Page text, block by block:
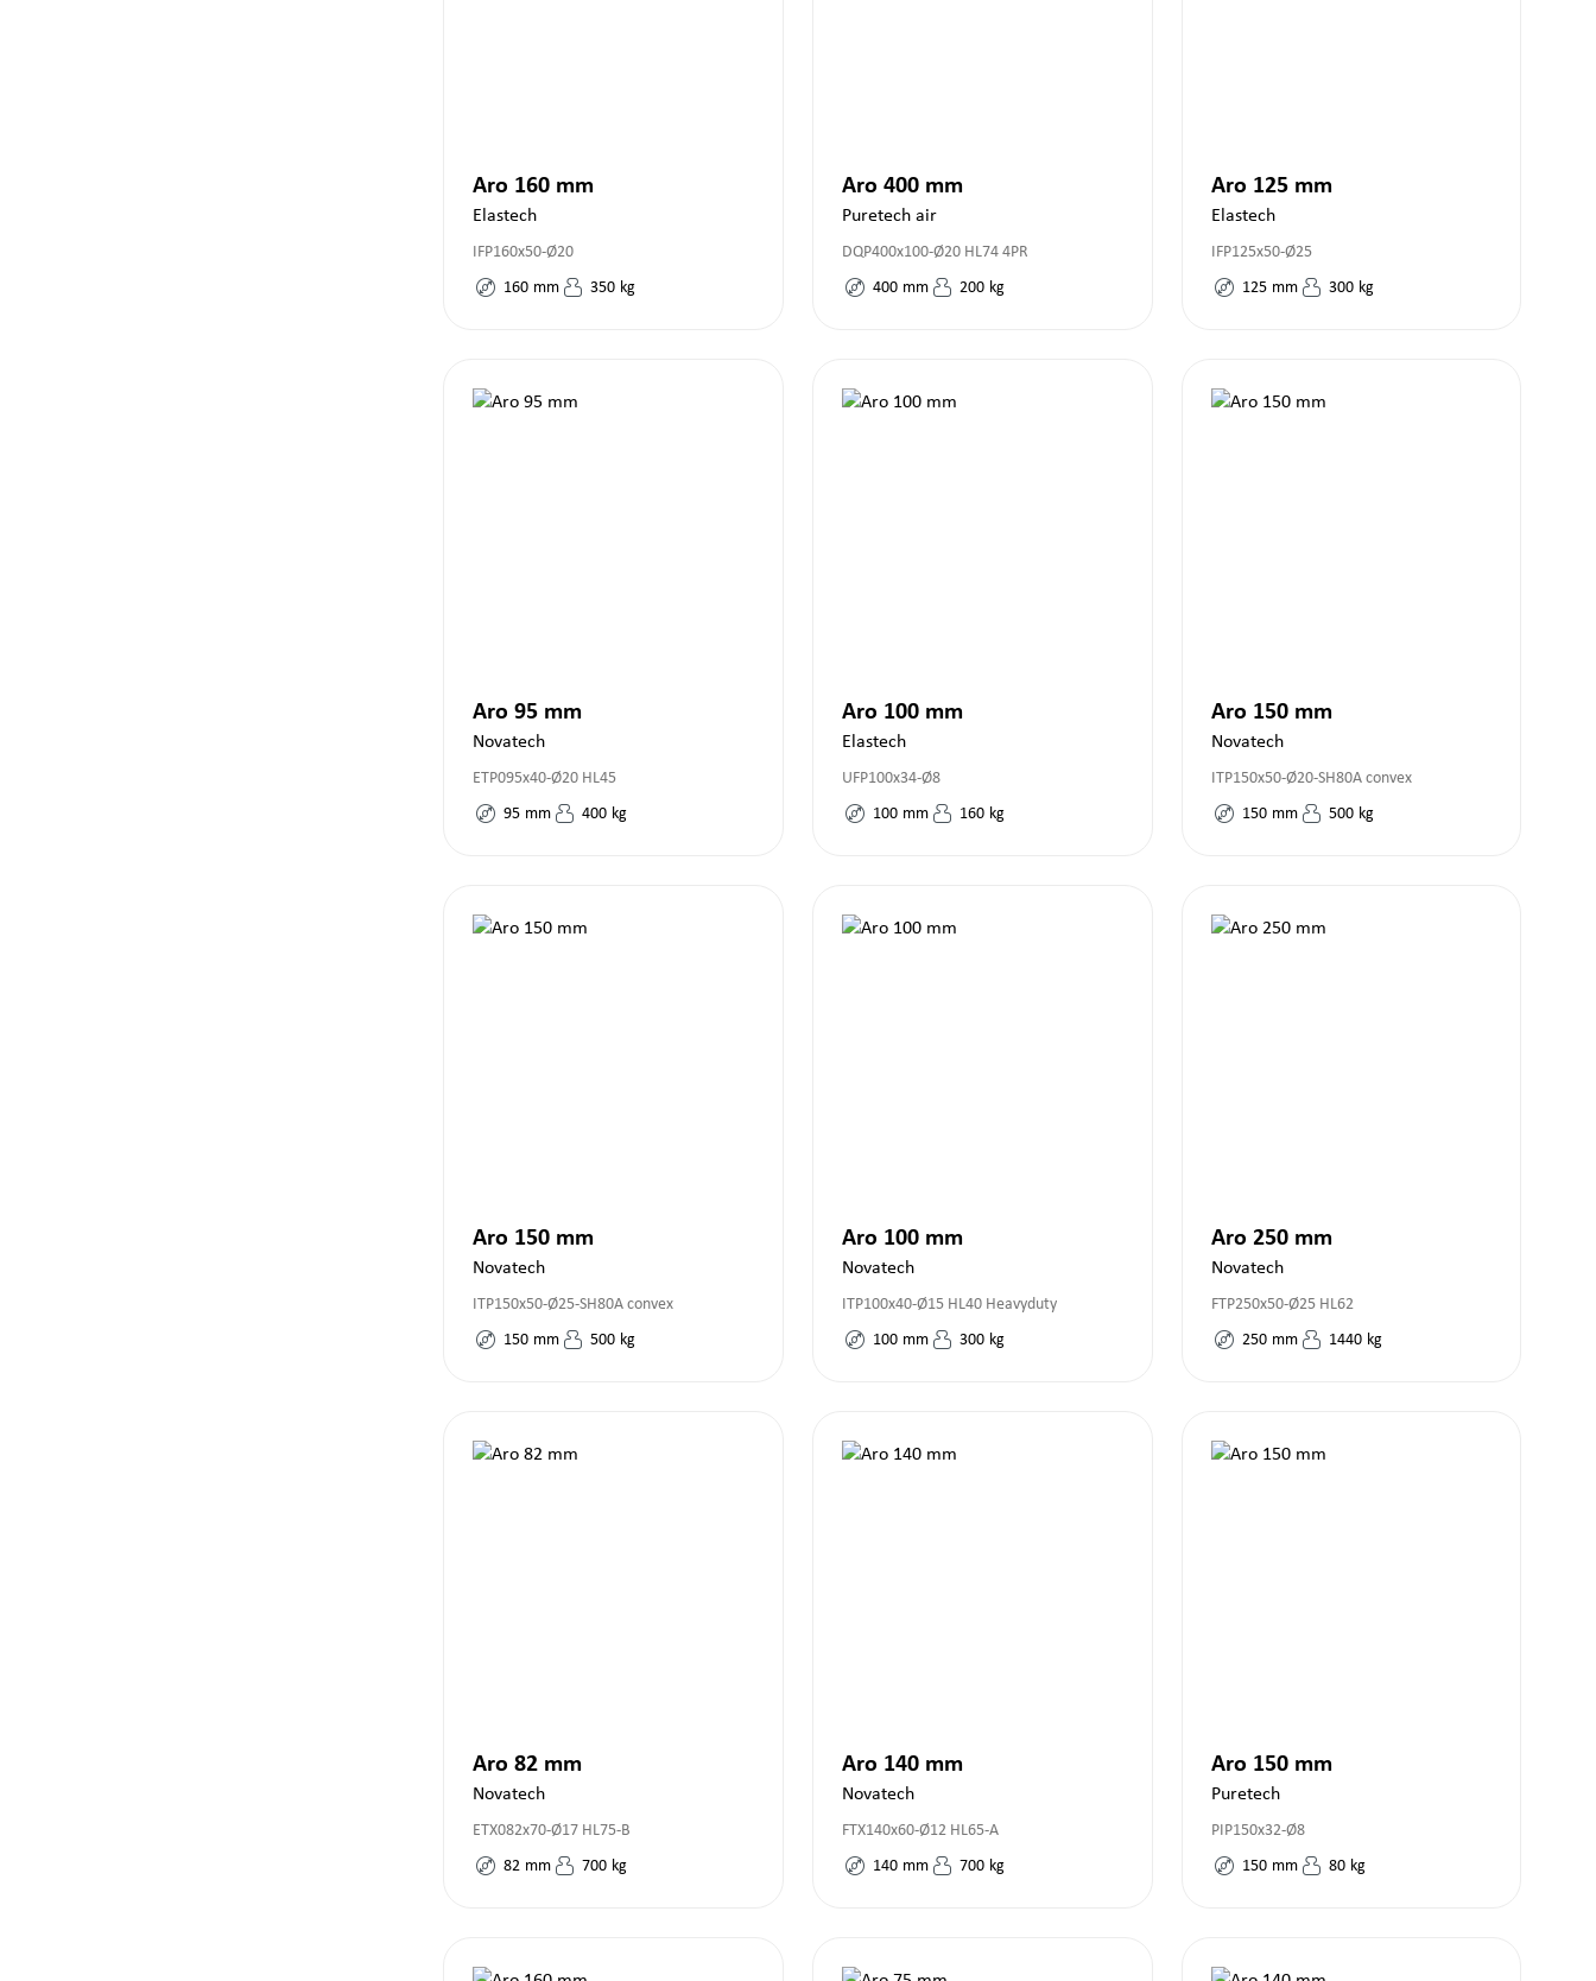
Aro 160 mm
Elastech
IFP160x50-Ø20
160 mm 350 kg
Aro 400 mm
Puretech air
DQP400x100-Ø20 HL74 4PR
400 mm 200 kg
Aro 125 mm
Elastech
IFP125x50-Ø25
125 mm 300 kg
Aro 95 mm
Novatech
ETP095x40-Ø20 HL45
95 mm 400 kg
Aro 100 mm
Elastech
UFP100x34-Ø8
100 mm 160 kg
Aro 150 mm
Novatech
ITP150x50-Ø20-SH80A convex
150 mm 500 kg
Aro 150 mm
Novatech
ITP150x50-Ø25-SH80A convex
150 mm 500 kg
Aro 100 mm
Novatech
ITP100x40-Ø15 HL40 Heavyduty
100 mm 300 kg
Aro 250 mm
Novatech
FTP250x50-Ø25 HL62
250 mm 1440 kg
Aro 82 mm
Novatech
ETX082x70-Ø17 HL75-B
82 mm 700 kg
Aro 140 mm
Novatech
FTX140x60-Ø12 HL65-A
140 mm 700 kg
Aro 150 mm
Puretech
PIP150x32-Ø8
150 mm 80 kg